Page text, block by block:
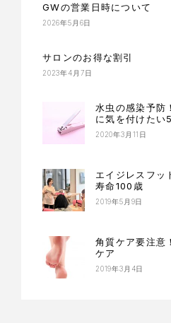
GWの営業日時について
2026年5月6日
サロンのお得な割引
2023年4月7日
水虫の感染予防
に気を付けたい
2020年3月11日
エイジレスフッ
寿命100歳
2019年5月9日
角質ケア要注意
ケア
2019年3月4日